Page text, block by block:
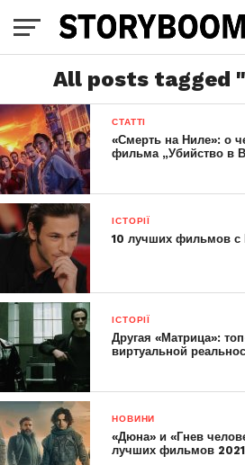
All posts tagged
СТАТТІ
«Смерть на Ниле»: о
фильма „Убийство в
ІСТОРІЇ
10 лучших фильмов с
ІСТОРІЇ
Другая «Матрица»:
виртуальной
НОВИНИ
«Дюна» и «Гнев
лучших фильмов